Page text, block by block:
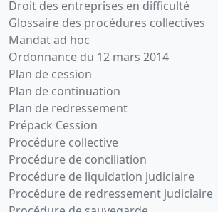
Droit des entreprises en difficulté
Glossaire des procédures collectives
Mandat ad hoc
Ordonnance du 12 mars 2014
Plan de cession
Plan de continuation
Plan de redressement
Prépack Cession
Procédure collective
Procédure de conciliation
Procédure de liquidation judiciaire
Procédure de redressement judiciaire